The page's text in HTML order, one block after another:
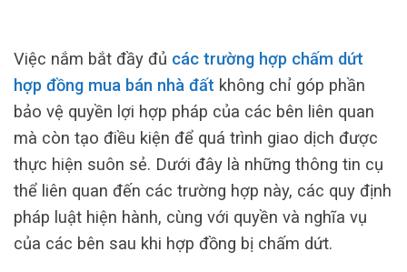
Việc nắm bắt đầy đủ các trường hợp chấm dứt
hợp đồng mua bán nhà đất không chỉ góp phần
bảo vệ quyền lợi hợp pháp của các bên liên quan
mà còn tạo điều kiện để quá trình giao dịch được
thực hiện suôn sẻ. Dưới đây là những thông tin cụ
thể liên quan đến các trường hợp này, các quy định
pháp luật hiện hành, cùng với quyền và nghĩa vụ
của các bên sau khi hợp đồng bị chấm dứt.